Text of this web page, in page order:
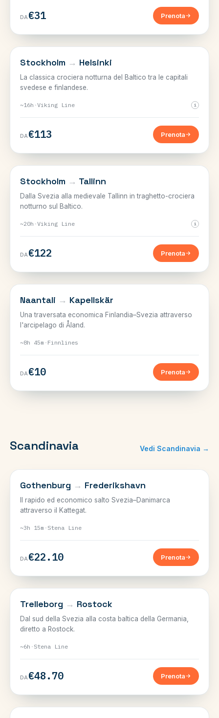
DA€31 Prenota
SVEZIA–FINLANDIA
Stockholm → Helsinki
La classica crociera notturna del Baltico tra le capitali
svedese e finlandese.
~16h ·Viking Line i
DA€113 Prenota
SVEZIA–ESTONIA
Stockholm → Tallinn
Dalla Svezia alla medievale Tallinn in traghetto-crociera
notturno sul Baltico.
~20h ·Viking Line i
DA€122 Prenota
SVEZIA–FINLANDIA
Naantali → Kapellskär
Una traversata economica Finlandia–Svezia attraverso
l'arcipelago di Åland.
~8h 45m · Finnlines
DA€10 Prenota
Scandinavia Vedi Scandinavia →
SVEZIA E DANIMARCA
Gothenburg → Frederikshavn
Il rapido ed economico salto Svezia–Danimarca
attraverso il Kattegat.
~3h 15m · Stena Line
DA€22.10 Prenota
SVEZIA, GERMANIA E BALTICO
Trelleborg → Rostock
Dal sud della Svezia alla costa baltica della Germania,
diretto a Rostock.
~6h · Stena Line
DA€48.70 Prenota